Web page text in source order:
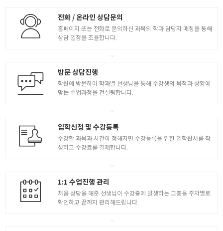
삼속성 그라데이션 및 기말 평가
- 시료색 관찰 및 문제의 예측색 제작
[ 기출 모의고사 오전/오후 제작 및 비교분석 ] - 1
[ 기출 모의고사 오전/오후 제작 및 비교분석 ] - 2
전화 / 온라인 상담문의
홈페이지 또는 전화로 문의하신 과목의 학과 담당자 매칭을 통해
상담 일정을 조율합니다.
방문 상담진행
학원에 방문하여 학과별 선생님을 통해 수강생의 목적과 상황에
맞는 수업과정을 컨설팅합니다.
입학신청 및 수강등록
수강할 과목과 시간이 정해지면 수강등록을 위한 입학원서를 작
성하고 수강료를 결제합니다.
1:1 수업진행 관리
처음 상담을 해준 선생님이 수강중에 발생하는 고충을 주차별로
확인하고 끝까지 관리해드립니다.